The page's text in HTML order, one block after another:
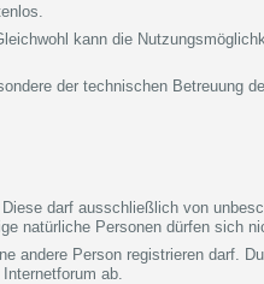
kann die
der technischen Betreuung
darf ausschließlich von
natürliche Personen dürfen sich
andere Person registrieren darf.
ab.